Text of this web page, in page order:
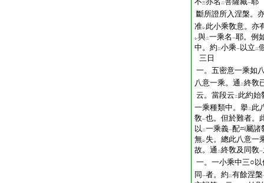
三 二 一
斷所證所入涅槃。
准レ此小乘敎意。亦
レ與二一乘名 一耶。例
中。約 二小乘一 以立 二
三日
一。五密意一乘如
八意一乘。通 二終敎
云。當段云 二 此約始
一乘種類中。擧二 此
敎一也。但於難者。
以 二一乘義一配
屬諸
無レ失。總此八意一
故。通 二終敎及同敎一
一。一小乘中三○
同 一者。約 二有餘涅槃